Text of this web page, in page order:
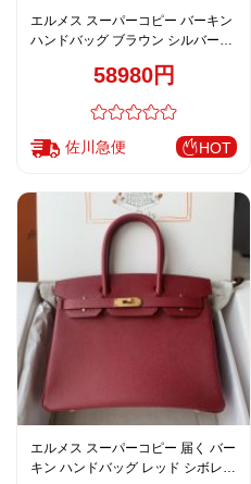
エルメス スーパーコピー バーキン
ハンドバッグ ブラウン シルバー金
58980円
佐川急便 HOT
エルメス スーパーコピー 届く バー
キン ハンドバッグ レッド シボレザ